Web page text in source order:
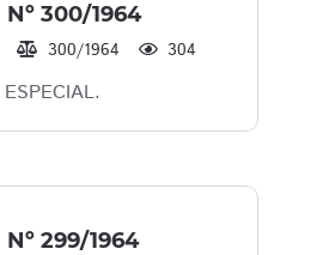
300/1964
300/1964 304
299/1964